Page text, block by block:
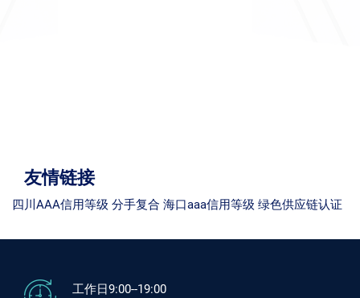
友情链接
四川AAA信用等级 分手复合 海口aaa信用等级 绿色供应链认证
工作日9:00--19:00